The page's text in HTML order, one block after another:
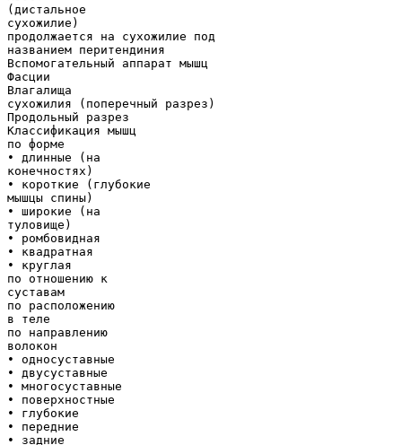
(дистальное
сухожилие)
продолжается на сухожилие под
названием перитендиния
Вспомогательный аппарат мышц
Фасции
Влагалища
сухожилия (поперечный разрез)
Продольный разрез
Классификация мышц
по форме
• длинные (на
конечностях)
• короткие (глубокие
мышцы спины)
• широкие (на
туловище)
• ромбовидная
• квадратная
• круглая
по отношению к
суставам
по расположению
в теле
по направлению
волокон
• односуставные
• двусуставные
• многосуставные
• поверхностные
• глубокие
• передние
• задние